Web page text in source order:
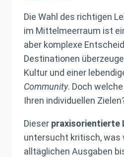
Die Wahl des richtigen
im Mittelmeerraum ist
aber komplexe
Destinationen
Kultur und einer
Community. Doch
Ihren individuellen
Dieser praxisorientierte
untersucht kritisch, was
alltäglichen Ausgaben